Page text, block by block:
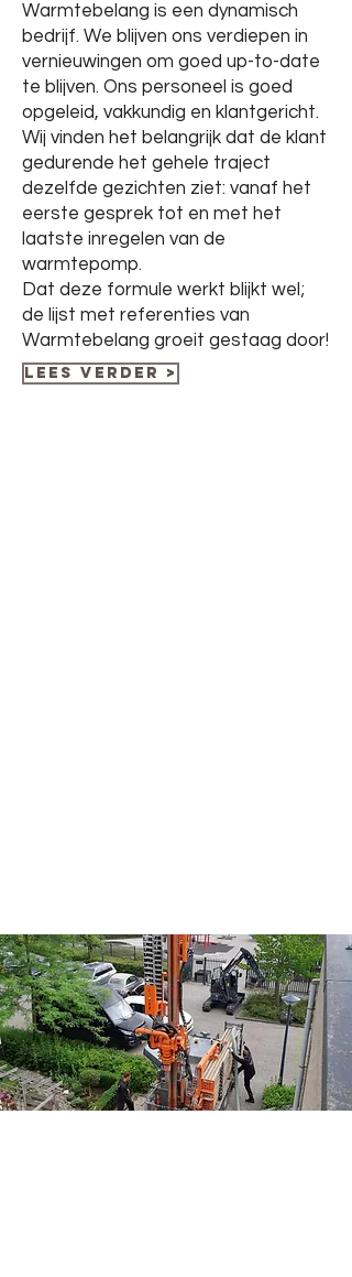
Warmtebelang is een dynamisch
bedrijf. We blijven ons verdiepen in
vernieuwingen om goed up-to-date
te blijven. Ons personeel is goed
opgeleid, vakkundig en klantgericht.
Wij vinden het belangrijk dat de klant
gedurende het gehele traject
dezelfde gezichten ziet: vanaf het
eerste gesprek tot en met het
laatste inregelen van de
warmtepomp.
Dat deze formule werkt blijkt wel;
de lijst met referenties van
Warmtebelang groeit gestaag door!
Lees verder >